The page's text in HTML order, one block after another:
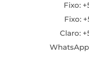
Fixo:
Fixo:
Claro: